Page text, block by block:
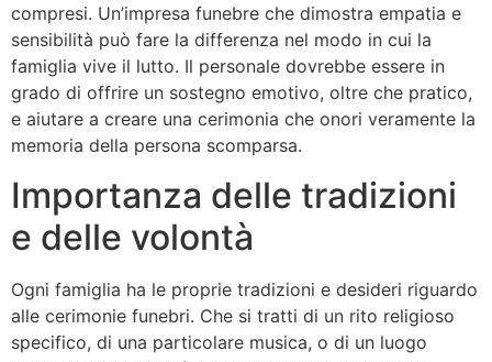
compresi. Un’impresa funebre che dimostra empatia e
sensibilità può fare la differenza nel modo in cui la
famiglia vive il lutto. Il personale dovrebbe essere in
grado di offrire un sostegno emotivo, oltre che pratico,
e aiutare a creare una cerimonia che onori veramente la
memoria della persona scomparsa.
Importanza delle tradizioni
e delle volontà
Ogni famiglia ha le proprie tradizioni e desideri riguardo
alle cerimonie funebri. Che si tratti di un rito religioso
specifico, di una particolare musica, o di un luogo